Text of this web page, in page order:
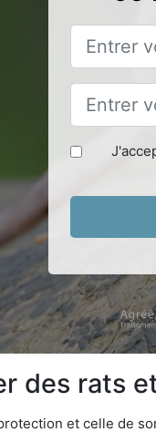
des rats
et celle de